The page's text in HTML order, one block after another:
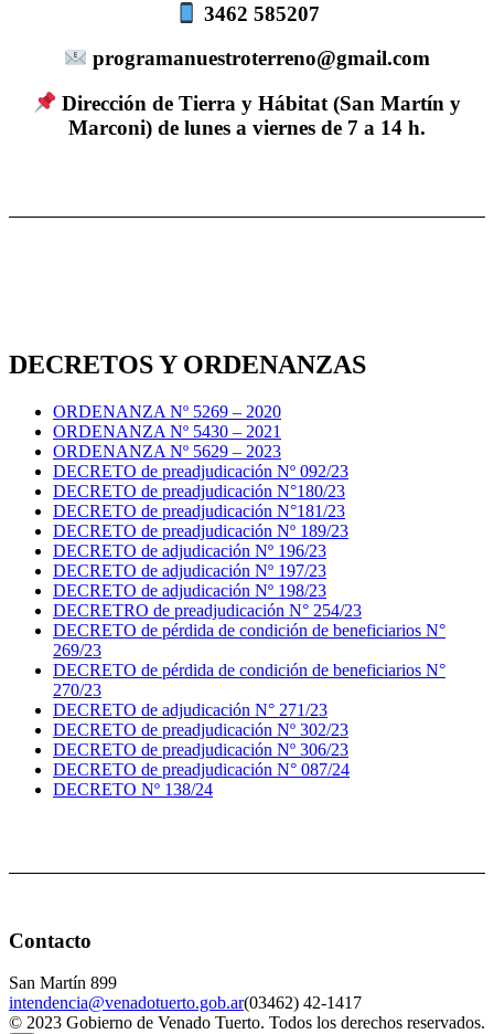
3462 585207
programanuestroterreno@gmail.com
Dirección de Tierra y Hábitat (San Martín y
Marconi) de lunes a viernes de 7 a 14 h.
DECRETOS Y ORDENANZAS
ORDENANZA Nº 5269 – 2020
ORDENANZA Nº 5430 – 2021
ORDENANZA Nº 5629 – 2023
DECRETO de preadjudicación Nº 092/23
DECRETO de preadjudicación N°180/23
DECRETO de preadjudicación N°181/23
DECRETO de preadjudicación Nº 189/23
DECRETO de adjudicación Nº 196/23
DECRETO de adjudicación Nº 197/23
DECRETO de adjudicación Nº 198/23
DECRETRO de preadjudicación N° 254/23
DECRETO de pérdida de condición de beneficiarios N°
269/23
DECRETO de pérdida de condición de beneficiarios N°
270/23
DECRETO de adjudicación N° 271/23
DECRETO de preadjudicación Nº 302/23
DECRETO de preadjudicación Nº 306/23
DECRETO de preadjudicación N° 087/24
DECRETO Nº 138/24
Contacto
San Martín 899
intendencia@venadotuerto.gob.ar(03462) 42-1417
© 2023 Gobierno de Venado Tuerto. Todos los derechos reservados.